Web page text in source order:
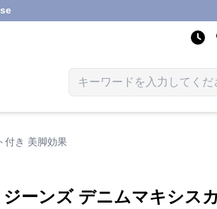
付き 美脚効果
ーンズ デニムマキシス